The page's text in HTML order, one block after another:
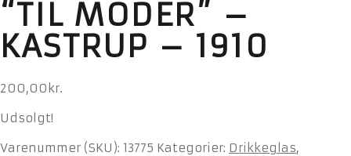
“TIL MODER” –
KASTRUP – 1910
200,00 kr.
Udsolgt!
Varenummer (SKU): 13775 Kategorier: Drikkeglas,